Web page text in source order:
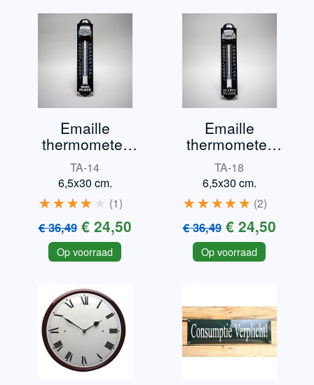
Emaille
thermometer
Mini
TA-14
6,5x30 cm.
1
€ 36,49 € 24,50
Op voorraad
Emaille
thermometer
Triumph TR3
TA-18
6,5x30 cm.
2
€ 36,49 € 24,50
Op voorraad